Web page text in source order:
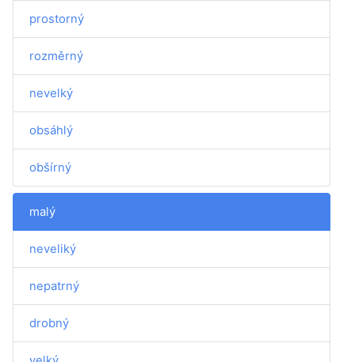
prostorný
rozměrný
nevelký
obsáhlý
obšírný
malý
neveliký
nepatrný
drobný